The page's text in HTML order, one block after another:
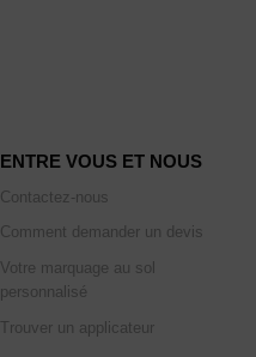
ENTRE VOUS ET NOUS
Contactez-nous
Comment demander un devis
Votre marquage au sol
personnalisé
Trouver un applicateur